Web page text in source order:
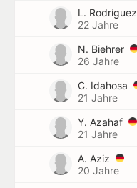
L. Rodríguez
22 Jahre
N. Biehrer
26 Jahre
C. Idahosa
21 Jahre
Y. Azahaf
21 Jahre
A. Aziz
20 Jahre